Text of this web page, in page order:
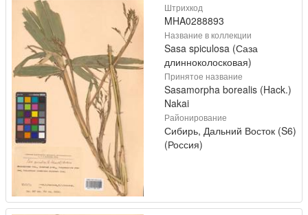
Штрихкод
MHA0288893
Название в коллекции
Sasa spiculosa (Саза
длинноколосковая)
Принятое название
Sasamorpha borealis (Hack.)
Nakai
Районирование
Сибирь, Дальний Восток (S6)
(Россия)